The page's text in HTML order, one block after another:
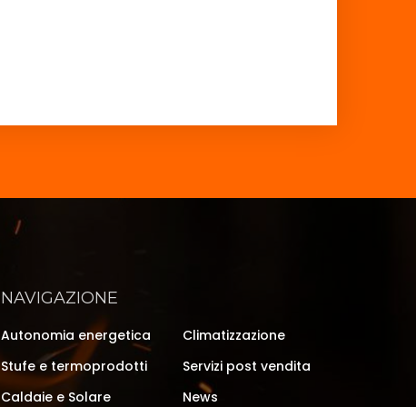
NAVIGAZIONE
Autonomia energetica
Stufe e termoprodotti
Caldaie e Solare
Climatizzazione
Servizi post vendita
News